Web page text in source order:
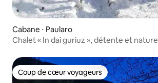
Cabane ⋅ Paularo
Chalet « In dai guriuz », détente et nature
Coup de cœur voyageurs
Coup de cœur voyageurs